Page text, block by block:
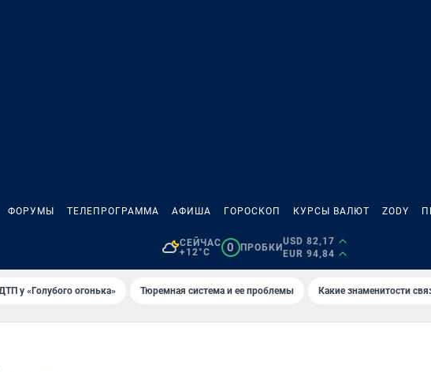
ФОРУМЫ ТЕЛЕПРОГРАММА АФИША ГОРОСКОП КУРСЫ ВАЛЮТ ZODY
СЕЙЧАС
+12°C
0 ПРОБКИ
USD 82,17
EUR 94,84
у «Голубого огонька» Тюремная система и ее проблемы Какие знаменитости